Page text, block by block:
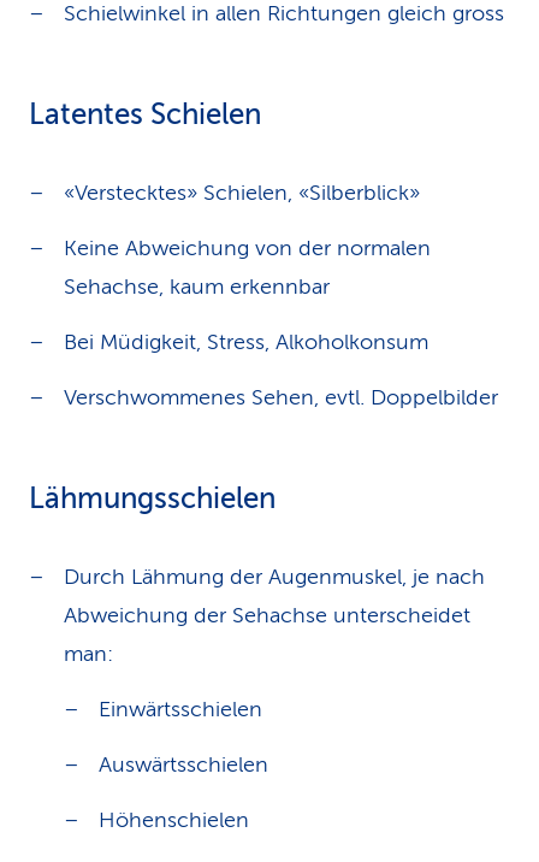
Schielwinkel in allen Richtungen gleich gross
Latentes Schielen
«Verstecktes» Schielen, «Silberblick»
Keine Abweichung von der normalen
Sehachse, kaum erkennbar
Bei Müdigkeit, Stress, Alkoholkonsum
Verschwommenes Sehen, evtl. Doppelbilder
Lähmungsschielen
Durch Lähmung der Augenmuskel, je nach
Abweichung der Sehachse unterscheidet
man:
Einwärtsschielen
Auswärtsschielen
Höhenschielen